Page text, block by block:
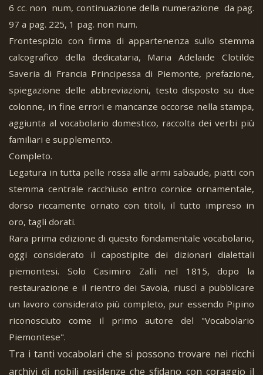
6 cc. non num, continuazione della numerazione da pag.
97 a pag. 225, 1 pag. non num.
Frontespizio con firma di appartenenza sullo stemma
calcografico della dedicataria, Maria Adelaide Clotilde
Saveria di Francia Principessa di Piemonte, prefazione,
spiegazione delle abbreviazioni, testo disposto su due
colonne, in fine errori e mancanze occorse nella stampa,
aggiunta al vocabolario domestico, raccolta dei verbi più
familiari e supplemento.
Completo.
Legatura in tutta pelle rossa alle armi sabaude, piatti con
stemma centrale racchiuso entro cornice ornamentale,
dorso riccamente ornato con titoli, il tutto impreso in
oro, tagli dorati.
Rara prima edizione di questo fondamentale vocabolario,
oggi considerato il capostipite dei dizionari dialettali
piemontesi. Solo Casimiro Zalli nel 1815, dopo la
restaurazione e il rientro dei Savoia, riuscì a pubblicare
un lavoro considerato più completo, pur essendo Pipino
riconosciuto come il primo autore del "Vocabolario
Piemontese".
Tra i tanti vocabolari che si possono trovare nei ricchi
archivi di nobili residenze che sfidano con coraggio il